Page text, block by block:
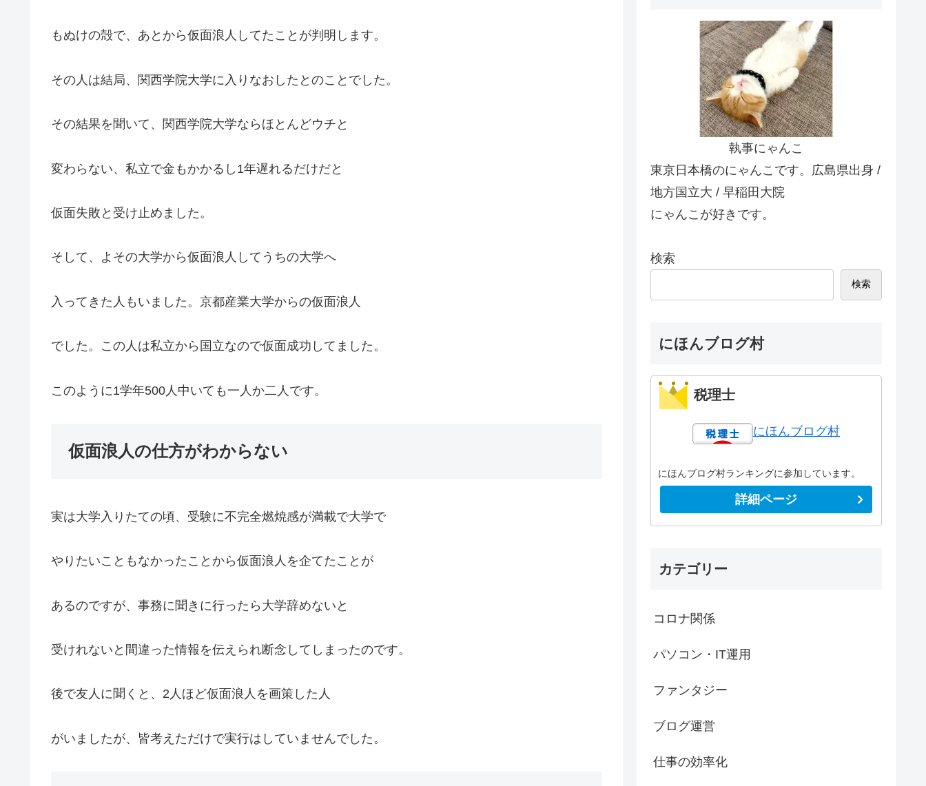
もぬけの殻で、あとから仮面浪人してたことが判明します。
その人は結局、関西学院大学に入りなおしたとのことでした。
その結果を聞いて、関西学院大学ならほとんどウチと
変わらない、私立で金もかかるし1年遅れるだけだと
仮面失敗と受け止めました。
そして、よその大学から仮面浪人してうちの大学へ
入ってきた人もいました。京都産業大学からの仮面浪人
でした。この人は私立から国立なので仮面成功してました。
このように1学年500人中いても一人か二人です。
仮面浪人の仕方がわからない
実は大学入りたての頃、受験に不完全燃焼感が満載で大学で
やりたいこともなかったことから仮面浪人を企てたことが
あるのですが、事務に聞きに行ったら大学辞めないと
受けれないと間違った情報を伝えられ断念してしまったのです。
後で友人に聞くと、2人ほど仮面浪人を画策した人
がいましたが、皆考えただけで実行はしていませんでした。
執事にゃんこ
東京日本橋のにゃんこです。広島県出身 /
地方国立大 / 早稲田大院
にゃんこが好きです。
検索
検索
にほんブログ村
税理士
にほんブログ村
にほんブログ村ランキングに参加しています。
詳細ページ
カテゴリー
コロナ関係
パソコン・IT運用
ファンタジー
ブログ運営
仕事の効率化